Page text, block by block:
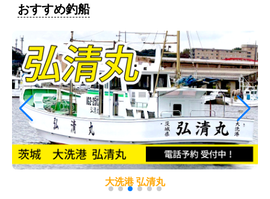
おすすめ釣船
大洗港 弘清丸